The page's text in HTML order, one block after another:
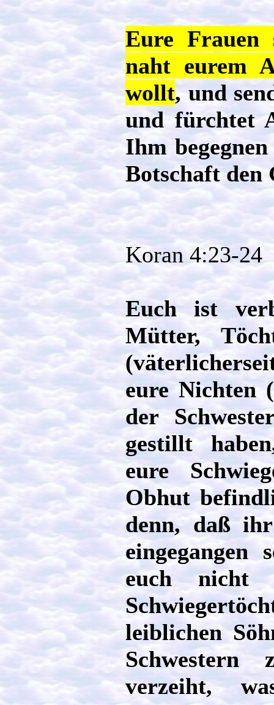
Eure Frauen
naht eurem
wollt, und
und fürchtet
Ihm
Botschaft den
Koran 4:23-24
Euch ist
Mütter,
eure Nichten
der
gestillt
eure
Obhut
denn, daß
eingegangen
euch nicht
leiblichen
Schwestern
verzeiht,